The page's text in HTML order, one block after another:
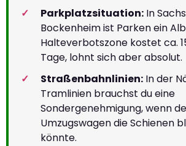
Parkplatzsituation: In
Bockenheim ist Parken ein
Halteverbotszone kostet ca.
Tage, lohnt sich aber absolut.
Straßenbahnlinien: In der
Tramlinien brauchst du eine
Sondergenehmigung, wenn
Umzugswagen die Schienen
könnte.